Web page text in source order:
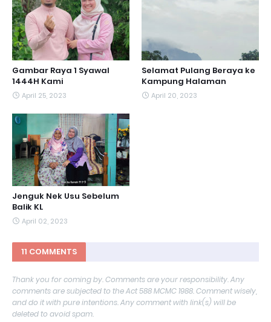
Gambar Raya 1 Syawal
1444H Kami
April 25, 2023
Selamat Pulang Beraya ke
Kampung Halaman
April 20, 2023
Jenguk Nek Usu Sebelum
Balik KL
April 02, 2023
11 COMMENTS
Thank you for coming by. Comments are your responsibility. Any
comments are subjected to the Act 588 MCMC 1988. Comment wisely,
and do it with pure intentions. Any comment with link(s) will be
deleted to avoid spam.